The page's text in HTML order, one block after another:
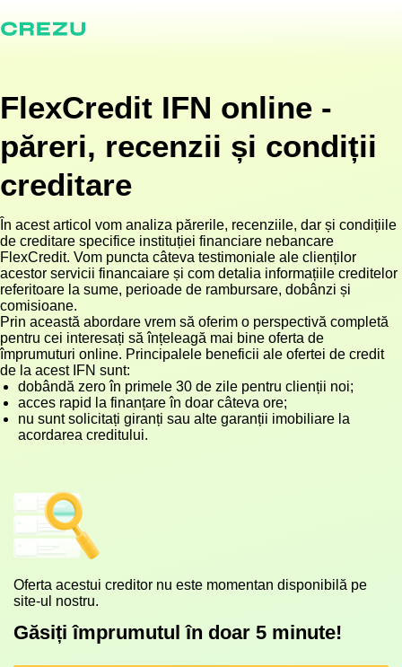
FlexCredit IFN online -
păreri, recenzii și condiții
creditare
În acest articol vom analiza părerile, recenziile, dar și condițiile
de creditare specifice instituției financiare nebancare
FlexCredit. Vom puncta câteva testimoniale ale clienților
acestor servicii financaiare și com detalia informațiile creditelor
referitoare la sume, perioade de rambursare, dobânzi și
comisioane.
Prin această abordare vrem să oferim o perspectivă completă
pentru cei interesați să înțeleagă mai bine oferta de
împrumuturi online. Principalele beneficii ale ofertei de credit
de la acest IFN sunt:
dobândă zero în primele 30 de zile pentru clienții noi;
acces rapid la finanțare în doar câteva ore;
nu sunt solicitați giranți sau alte garanții imobiliare la
acordarea creditului.
Oferta acestui creditor nu este momentan disponibilă pe
site-ul nostru.
Găsiți împrumutul în doar 5 minute!